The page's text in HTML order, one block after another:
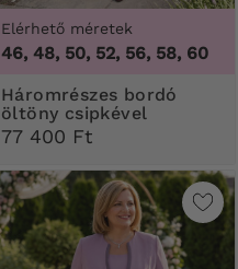
Elérhető méretek
46, 48, 50, 52, 56, 58, 60
Háromrészes bordó
öltöny csipkével
77 400 Ft